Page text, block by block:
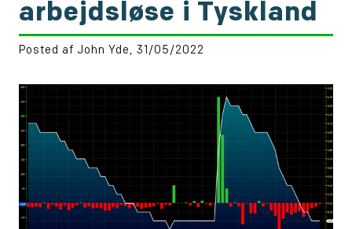
arbejdsløse i Tyskland
Posted af John Yde, 31/05/2022